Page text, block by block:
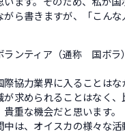
がら書きますが、「こん
ランティア（通称 国ボ
際協力業界に入ることは
が求められることはなく
重な機会だと思います。
中は、オイスカの様々な